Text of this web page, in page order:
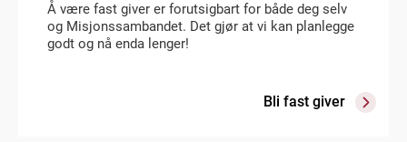
Å være fast giver er forutsigbart for både deg selv
og Misjonssambandet. Det gjør at vi kan planlegge
godt og nå enda lenger!
Bli fast giver